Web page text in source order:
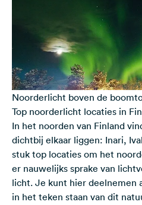
Noorderlicht boven de
Top noorderlicht locaties in
In het noorden van Finland
dichtbij elkaar liggen: Inari,
stuk top locaties om het
er nauwelijks sprake van
licht. Je kunt hier deelnemen
in het teken staan van dit